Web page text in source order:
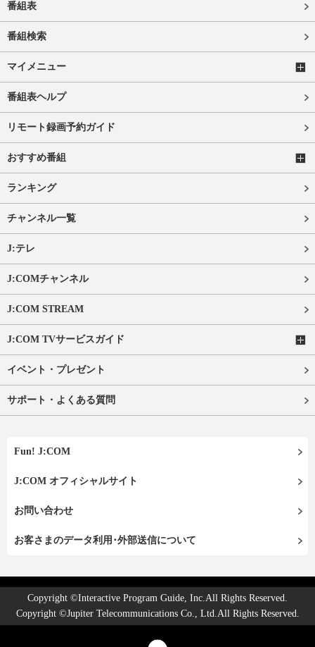
番組表
番組検索
マイメニュー
番組表ヘルプ
リモート録画予約ガイド
おすすめ番組
ランキング
チャンネル一覧
J:テレ
J:COMチャンネル
J:COM STREAM
J:COM TVサービスガイド
イベント・プレゼント
サポート・よくある質問
Fun! J:COM
J:COM オフィシャルサイト
お問い合わせ
お客さまのデータ利用･外部送信について
Copyright ©Interactive Program Guide, Inc.All Rights Reserved.
Copyright ©Jupiter Telecommunications Co., Ltd.All Rights Reserved.